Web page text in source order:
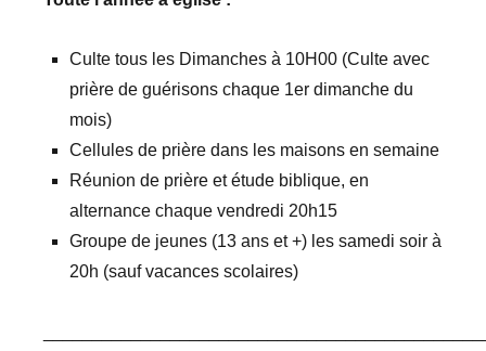
Culte tous les Dimanches à 10H00 (Culte avec
prière de guérisons chaque 1er dimanche du
mois)
Cellules de prière dans les maisons en semaine
Réunion de prière et étude biblique, en
alternance chaque vendredi 20h15
Groupe de jeunes (13 ans et +) les samedi soir à
20h (sauf vacances scolaires)